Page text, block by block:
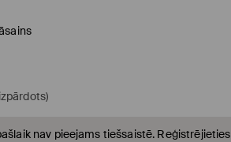
nav pieejams tiešsaistē. Reģistrējieties